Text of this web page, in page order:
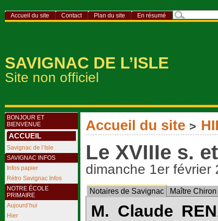
SAVIGNAC DE L’ISLE
Site non officiel
Accueil du site >
Le XVIIIe s.
dimanche 1er février
Notaires de Savignac Maître
M. Claude
Accueil du site Contact Plan du site En résumé
BONJOUR ET
BIENVENUE
ACCUEIL
Savignac de l’Isle
SAVIGNAC INFOS
Infos papier
Rétro Savignac Infos
NOTRE ÉCOLE
PRIMAIRE
Aujourd’hui
Hier